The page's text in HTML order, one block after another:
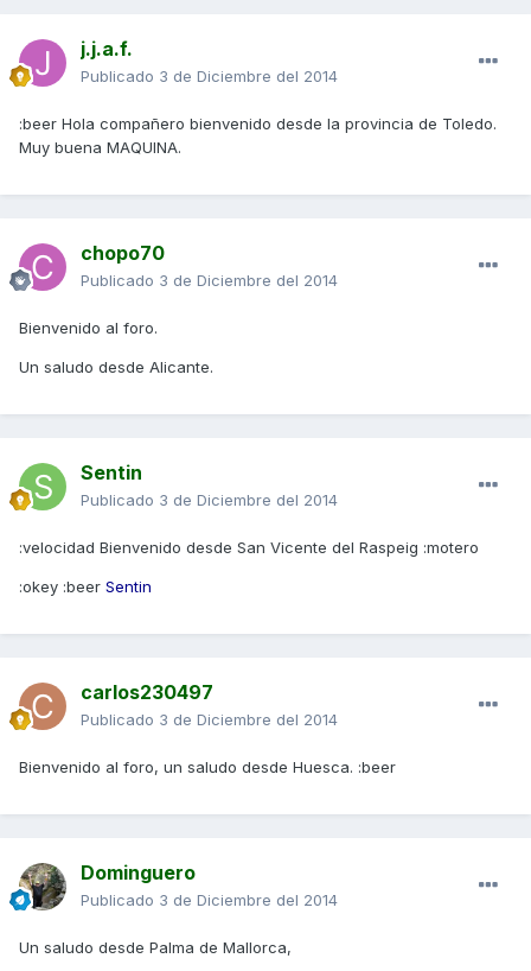
j.j.a.f.
Publicado 3 de Diciembre del 2014
:beer Hola compañero bienvenido desde la provincia de Toledo.
Muy buena MAQUINA.
chopo70
Publicado 3 de Diciembre del 2014
Bienvenido al foro.
Un saludo desde Alicante.
Sentin
Publicado 3 de Diciembre del 2014
:velocidad Bienvenido desde San Vicente del Raspeig :motero
:okey :beer Sentin
carlos230497
Publicado 3 de Diciembre del 2014
Bienvenido al foro, un saludo desde Huesca. :beer
Dominguero
Publicado 3 de Diciembre del 2014
Un saludo desde Palma de Mallorca,